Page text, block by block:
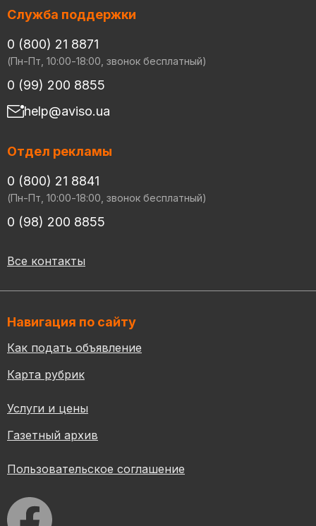
Служба поддержки
0 (800) 21 8871
(Пн-Пт, 10:00-18:00, звонок бесплатный)
0 (99) 200 8855
help@aviso.ua
Отдел рекламы
0 (800) 21 8841
(Пн-Пт, 10:00-18:00, звонок бесплатный)
0 (98) 200 8855
Все контакты
Навигация по сайту
Как подать объявление
Карта рубрик
Услуги и цены
Газетный архив
Пользовательское соглашение